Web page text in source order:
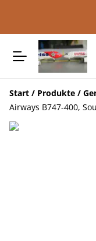
Start / Produkte /
Airways B747-400,